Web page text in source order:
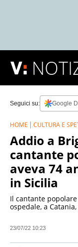
Seguici su: Google
HOME CULTURA E
Addio a
cantante
aveva 74
in Sicilia
Il cantante
ospedale, a
23/07/22 10:23